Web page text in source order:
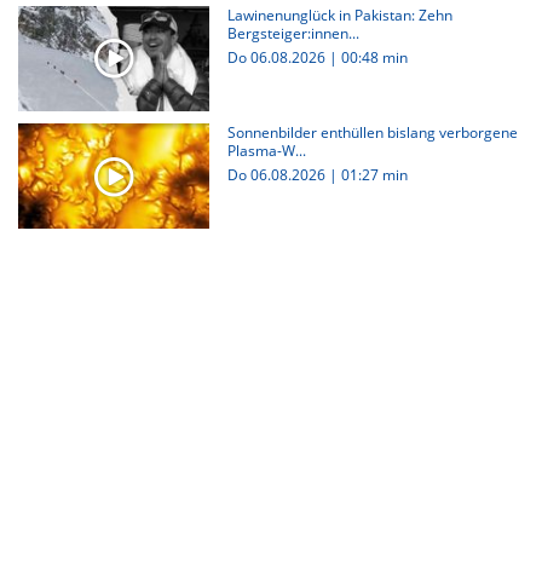
Lawinenunglück in Pakistan: Zehn
Bergsteiger:innen...
Do 06.08.2026 | 00:48 min
Sonnenbilder enthüllen bislang verborgene
Plasma-W...
Do 06.08.2026 | 01:27 min